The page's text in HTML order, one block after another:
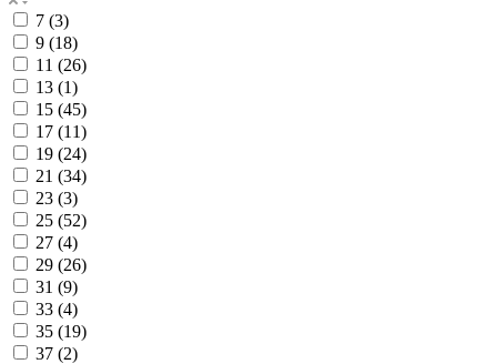
7 (3)
9 (18)
11 (26)
13 (1)
15 (45)
17 (11)
19 (24)
21 (34)
23 (3)
25 (52)
27 (4)
29 (26)
31 (9)
33 (4)
35 (19)
37 (2)